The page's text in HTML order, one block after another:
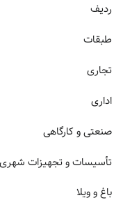
ردیف
طبقات
تجاری
اداری
صنعتی و کارگاهی
تأسیسات و تجهیزات شهری
باغ و ویلا